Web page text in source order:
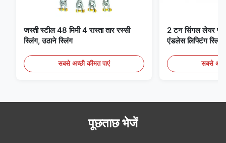
जस्ती स्टील 48 मिमी 4 रास्ता तार रस्सी
स्लिंग, उठाने स्लिंग
सबसे अच्छी कीमत पाएं
2 टन सिंगल लेयर
एंडलेस लिफ्टिंग स्लिंग्स
सबसे
पूछताछ भेजें